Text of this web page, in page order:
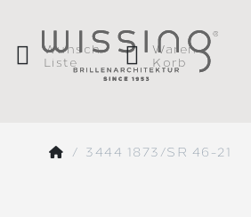
Wunsch
Liste
Waren
Korb
3444 1873/SR 46-21